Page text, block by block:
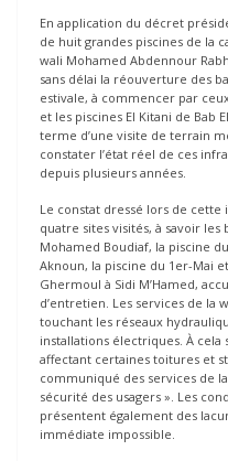
En application du décret
de huit grandes piscines de la
wali Mohamed Abdennour
sans délai la réouverture des
estivale, à commencer par
et les piscines El Kitani de Bab
terme d’une visite de terrain
constater l’état réel de ces
depuis plusieurs années.
Le constat dressé lors de cette
quatre sites visités, à savoir
Mohamed Boudiaf, la piscine
Aknoun, la piscine du 1er-Mai
Ghermoul à Sidi M’Hamed,
d’entretien. Les services de la
touchant les réseaux
installations électriques. À cela
affectant certaines toitures et
communiqué des services de
sécurité des usagers ». Les
présentent également des
immédiate impossible.